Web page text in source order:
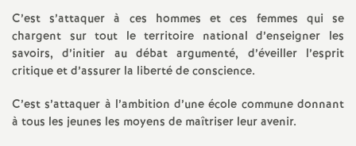
C’est s’attaquer à ces hommes et ces femmes qui se
chargent sur tout le territoire national d’enseigner les
savoirs, d’initier au débat argumenté, d’éveiller l’esprit
critique et d’assurer la liberté de conscience.
C’est s’attaquer à l’ambition d’une école commune donnant
à tous les jeunes les moyens de maîtriser leur avenir.